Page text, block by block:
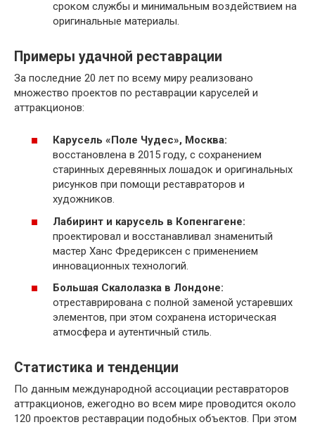
сроком службы и минимальным воздействием на
оригинальные материалы.
Примеры удачной реставрации
За последние 20 лет по всему миру реализовано
множество проектов по реставрации каруселей и
аттракционов:
Карусель «Поле Чудес», Москва:
восстановлена в 2015 году, с сохранением
старинных деревянных лошадок и оригинальных
рисунков при помощи реставраторов и
художников.
Лабиринт и карусель в Копенгагене:
проектировал и восстанавливал знаменитый
мастер Ханс Фредериксен с применением
инновационных технологий.
Большая Скалолазка в Лондоне:
отреставрирована с полной заменой устаревших
элементов, при этом сохранена историческая
атмосфера и аутентичный стиль.
Статистика и тенденции
По данным международной ассоциации реставраторов
аттракционов, ежегодно во всем мире проводится около
120 проектов реставрации подобных объектов. При этом